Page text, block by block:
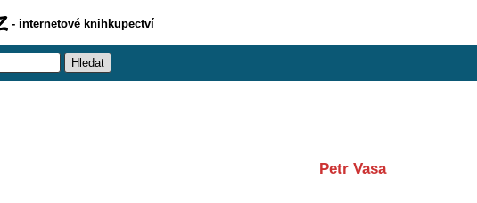
- internetové knihkupectví
Petr Vasa